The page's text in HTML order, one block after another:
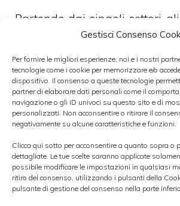
Gestisci Consenso
Per fornire le migliori esperienze, noi e i nostri
tecnologie come i cookie per memorizzare e/o
dispositivo. Il consenso a queste tecnologie
partner di elaborare dati personali come il
navigazione o gli ID univoci su questo sito e di
personalizzati. Non acconsentire o ritirare il
negativamente su alcune caratteristiche e funzioni.
Clicca qui sotto per acconsentire a quanto sopra o
dettagliate. Le tue scelte saranno applicate
possibile modificare le impostazioni in qualsiasi
ritiro del consenso, utilizzando i pulsanti della
pulsante di gestione del consenso nella parte
Partendo dai singoli settori,
banca d’affari statunitense
quello delle
delle assicurazioni, che a loro
le migliori opportunità di
quanto riguarda i primi due
superiore del 50% rispetto
mentre il comparto
selezionato soprattutto perché